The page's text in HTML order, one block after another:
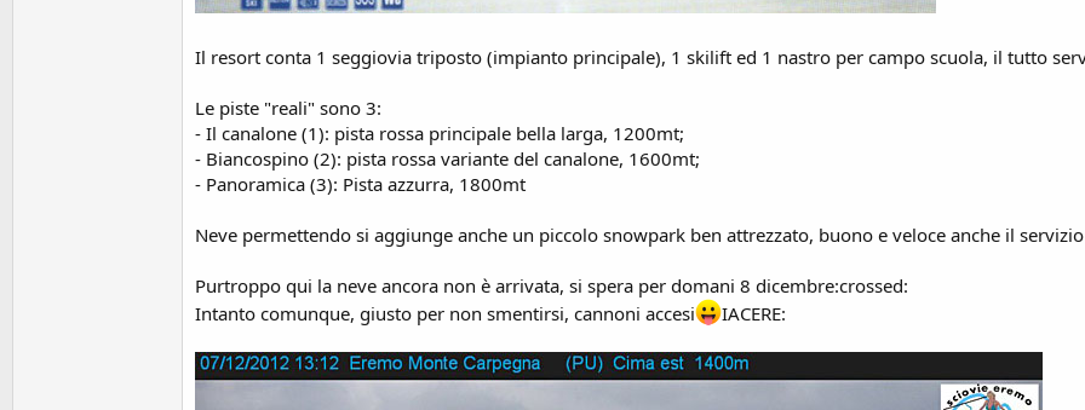
Il resort conta 1 seggiovia triposto (impianto principale), 1 skilift ed 1 nastro per campo scuola, il tutto
Le piste "reali" sono 3:
- Il canalone (1): pista rossa principale bella larga, 1200mt;
- Biancospino (2): pista rossa variante del canalone, 1600mt;
- Panoramica (3): Pista azzurra, 1800mt
Neve permettendo si aggiunge anche un piccolo snowpark ben attrezzato, buono e veloce anche il
Purtroppo qui la neve ancora non è arrivata, si spera per domani 8 dicembre:crossed:
Intanto comunque, giusto per non smentirsi, cannoni accesi
IACERE: